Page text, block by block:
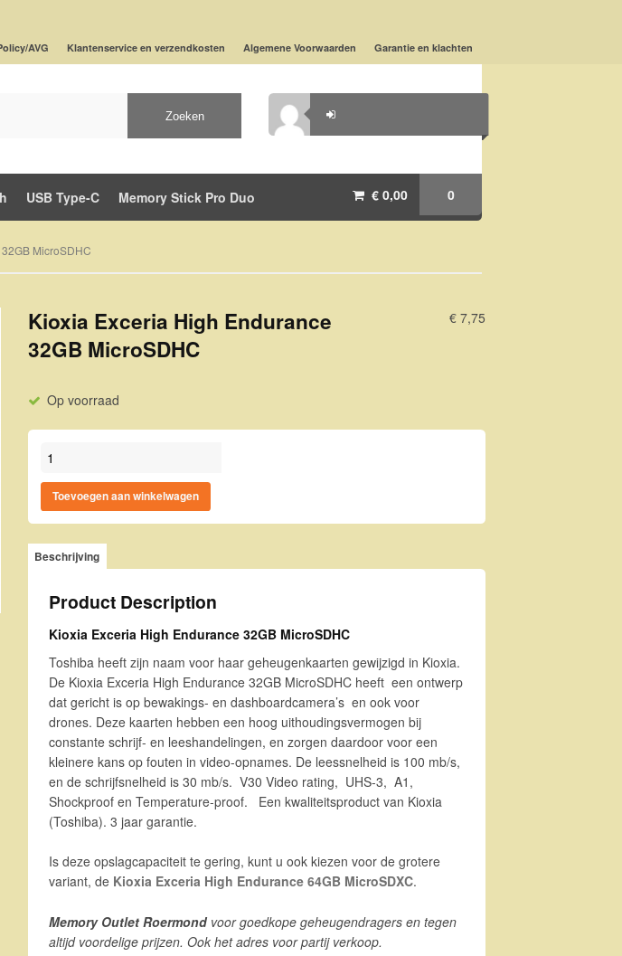
AVG Klantenservice en verzendkosten Algemene Voorwaarden Garantie en klachten
Zoeken
€ 0,00 0
USB Type-C Memory Stick Pro Duo
MicroSDHC
Kioxia Exceria High Endurance
32GB MicroSDHC
€ 7,75
Op voorraad
Kioxia Exceria High Endurance 32GB MicroSDHC aantal
Toevoegen aan winkelwagen
Beschrijving
Product Description
Kioxia Exceria High Endurance 32GB MicroSDHC
Toshiba heeft zijn naam voor haar geheugenkaarten gewijzigd in Kioxia.
De Kioxia Exceria High Endurance 32GB MicroSDHC heeft een ontwerp
dat gericht is op bewakings- en dashboardcamera’s en ook voor
drones. Deze kaarten hebben een hoog uithoudingsvermogen bij
constante schrijf- en leeshandelingen, en zorgen daardoor voor een
kleinere kans op fouten in video-opnames. De leessnelheid is 100 mb/s,
en de schrijfsnelheid is 30 mb/s. V30 Video rating, UHS-3, A1,
Shockproof en Temperature-proof. Een kwaliteitsproduct van Kioxia
(Toshiba). 3 jaar garantie.
Is deze opslagcapaciteit te gering, kunt u ook kiezen voor de grotere
variant, de Kioxia Exceria High Endurance 64GB MicroSDXC.
Memory Outlet Roermondvoor goedkope geheugendragers en tegen
altijd voordelige prijzen. Ook het adres voor partij verkoop.